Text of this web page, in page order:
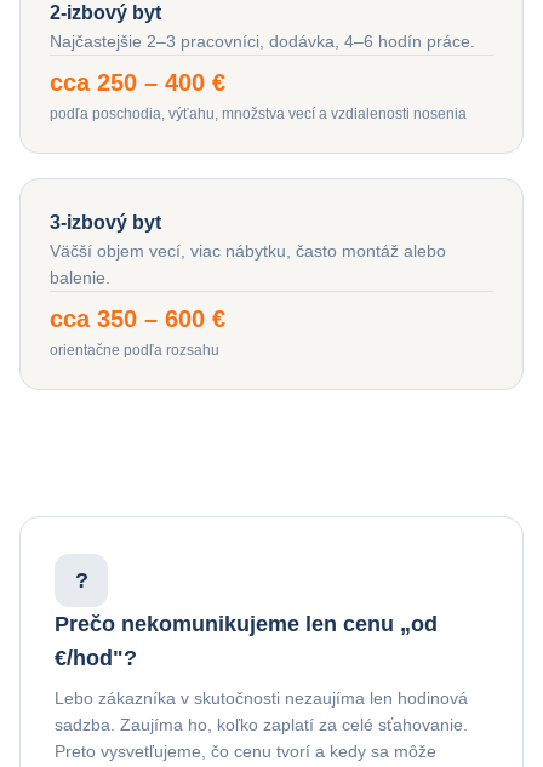
2-izbový byt
Najčastejšie 2–3 pracovníci, dodávka, 4–6 hodín práce.
cca 250 – 400 €
podľa poschodia, výťahu, množstva vecí a vzdialenosti nosenia
3-izbový byt
Väčší objem vecí, viac nábytku, často montáž alebo
balenie.
cca 350 – 600 €
orientačne podľa rozsahu
?
Prečo nekomunikujeme len cenu „od
€/hod"?
Lebo zákazníka v skutočnosti nezaujíma len hodinová
sadzba. Zaujíma ho, koľko zaplatí za celé sťahovanie.
Preto vysvetľujeme, čo cenu tvorí a kedy sa môže